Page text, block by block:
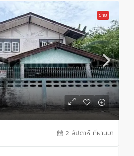
ขาย
2 สัปดาห์ ที่ผ่านมา